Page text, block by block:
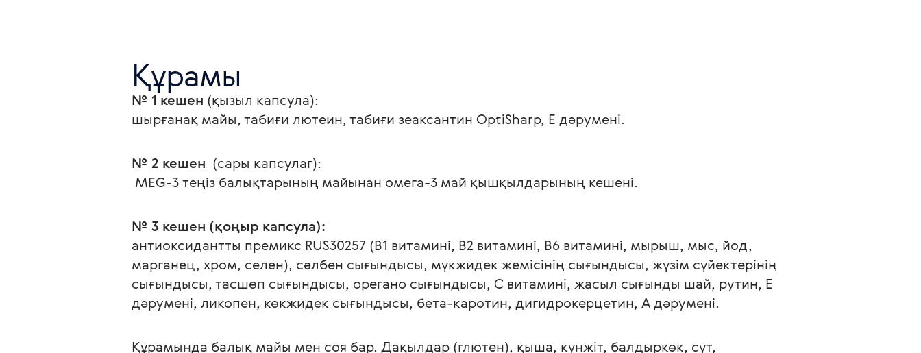
Құрамы
№ 1 кешен (қызыл капсула):
шырғанақ майы, табиғи лютеин, табиғи зеаксантин OptiSharp, Е дәрумені.
№ 2 кешен (сары капсулаг):
MEG-3 теңіз балықтарының майынан омега-3 май қышқылдарының кешені.
№ 3 кешен (қоңыр капсула):
антиоксидантты премикс RUS30257 (В1 витамині, В2 витамині, B6 витамині, мырыш, мыс, йод,
марганец, хром, селен), сәлбен сығындысы, мүкжидек жемісінің сығындысы, жүзім сүйектерінің
сығындысы, тасшөп сығындысы, орегано сығындысы, С витамині, жасыл сығынды шай, рутин, Е
дәрумені, ликопен, көкжидек сығындысы, бета-каротин, дигидрокерцетин, А дәрумені.
Құрамында балық майы мен соя бар. Дақылдар (глютен), қыша, күнжіт, балдыркөк, сүт,